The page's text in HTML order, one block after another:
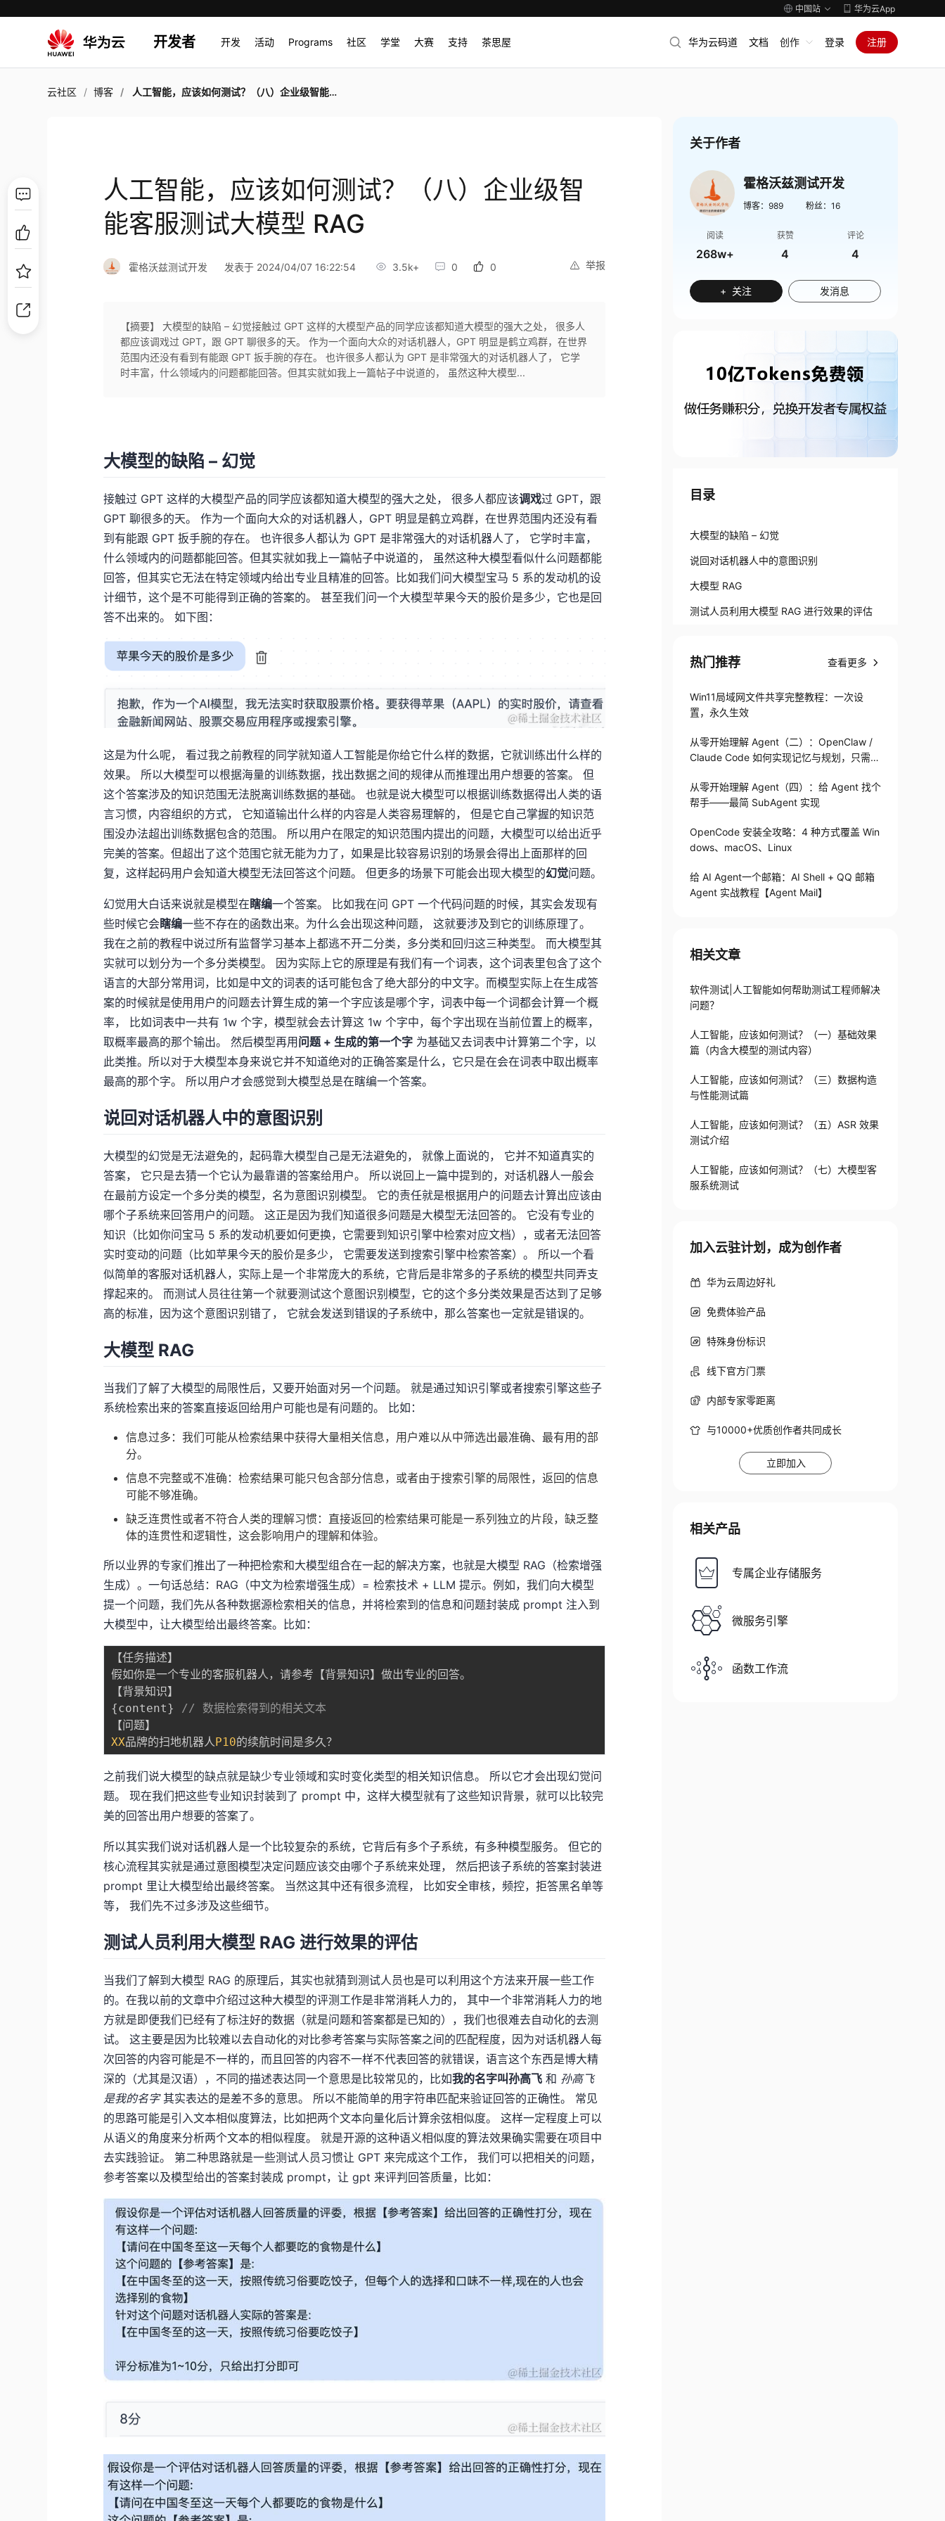
中国站 华为云App
开发者 开发 活动 Programs 社区 学堂 大赛 支持 茶思屋 华为云码道 文档 创作 登录 注册
云社区 博客 人工智能，应该如何测试？（八）企业级智能客服测试大模型 RAG
人工智能，应该如何测试？（八）企业级智
能客服测试大模型 RAG
举报
霍格沃兹测试开发 发表于 2024/04/07 16:22:54 3.5k+ 0 0
【摘要】 大模型的缺陷 – 幻觉接触过 GPT 这样的大模型产品的同学应该都知道大模型的强大之处， 很多人
都应该调戏过 GPT，跟 GPT 聊很多的天。 作为一个面向大众的对话机器人，GPT 明显是鹤立鸡群，在世界
范围内还没有看到有能跟 GPT 扳手腕的存在。 也许很多人都认为 GPT 是非常强大的对话机器人了， 它学
时丰富，什么领域内的问题都能回答。但其实就如我上一篇帖子中说道的， 虽然这种大模型...
大模型的缺陷 – 幻觉
接触过 GPT 这样的大模型产品的同学应该都知道大模型的强大之处， 很多人都应该调戏过 GPT，跟
GPT 聊很多的天。 作为一个面向大众的对话机器人，GPT 明显是鹤立鸡群，在世界范围内还没有看
到有能跟 GPT 扳手腕的存在。 也许很多人都认为 GPT 是非常强大的对话机器人了， 它学时丰富，
什么领域内的问题都能回答。但其实就如我上一篇帖子中说道的， 虽然这种大模型看似什么问题都能
回答，但其实它无法在特定领域内给出专业且精准的回答。比如我们问大模型宝马 5 系的发动机的设
计细节，这个是不可能得到正确的答案的。 甚至我们问一个大模型苹果今天的股价是多少，它也是回
答不出来的。 如下图：
这是为什么呢， 看过我之前教程的同学就知道人工智能是你给它什么样的数据，它就训练出什么样的
效果。 所以大模型可以根据海量的训练数据，找出数据之间的规律从而推理出用户想要的答案。 但
这个答案涉及的知识范围无法脱离训练数据的基础。 也就是说大模型可以根据训练数据得出人类的语
言习惯，内容组织的方式， 它知道输出什么样的内容是人类容易理解的， 但是它自己掌握的知识范
围没办法超出训练数据包含的范围。 所以用户在限定的知识范围内提出的问题，大模型可以给出近乎
完美的答案。但超出了这个范围它就无能为力了，如果是比较容易识别的场景会得出上面那样的回
复，这样起码用户会知道大模型无法回答这个问题。 但更多的场景下可能会出现大模型的幻觉问题。
幻觉用大白话来说就是模型在瞎编一个答案。 比如我在问 GPT 一个代码问题的时候，其实会发现有
些时候它会瞎编一些不存在的函数出来。为什么会出现这种问题， 这就要涉及到它的训练原理了。
我在之前的教程中说过所有监督学习基本上都逃不开二分类，多分类和回归这三种类型。 而大模型其
实就可以划分为一个多分类模型。 因为实际上它的原理是有我们有一个词表，这个词表里包含了这个
语言的大部分常用词，比如是中文的词表的话可能包含了绝大部分的中文字。而模型实际上在生成答
案的时候就是使用用户的问题去计算生成的第一个字应该是哪个字，词表中每一个词都会计算一个概
率， 比如词表中一共有 1w 个字，模型就会去计算这 1w 个字中，每个字出现在当前位置上的概率，
取概率最高的那个输出。 然后模型再用问题 + 生成的第一个字 为基础又去词表中计算第二个字，以
此类推。所以对于大模型本身来说它并不知道绝对的正确答案是什么，它只是在会在词表中取出概率
最高的那个字。 所以用户才会感觉到大模型总是在瞎编一个答案。
说回对话机器人中的意图识别
大模型的幻觉是无法避免的，起码靠大模型自己是无法避免的， 就像上面说的， 它并不知道真实的
答案， 它只是去猜一个它认为最靠谱的答案给用户。 所以说回上一篇中提到的，对话机器人一般会
在最前方设定一个多分类的模型，名为意图识别模型。 它的责任就是根据用户的问题去计算出应该由
哪个子系统来回答用户的问题。 这正是因为我们知道很多问题是大模型无法回答的。 它没有专业的
知识（比如你问宝马 5 系的发动机要如何更换，它需要到知识引擎中检索对应文档），或者无法回答
实时变动的问题（比如苹果今天的股价是多少， 它需要发送到搜索引擎中检索答案）。 所以一个看
似简单的客服对话机器人，实际上是一个非常庞大的系统，它背后是非常多的子系统的模型共同弄支
撑起来的。 而测试人员往往第一个就要测试这个意图识别模型，它的这个多分类效果是否达到了足够
高的标准，因为这个意图识别错了， 它就会发送到错误的子系统中，那么答案也一定就是错误的。
大模型 RAG
当我们了解了大模型的局限性后，又要开始面对另一个问题。 就是通过知识引擎或者搜索引擎这些子
系统检索出来的答案直接返回给用户可能也是有问题的。 比如：
信息过多：我们可能从检索结果中获得大量相关信息，用户难以从中筛选出最准确、最有用的部
分。
信息不完整或不准确：检索结果可能只包含部分信息，或者由于搜索引擎的局限性，返回的信息
可能不够准确。
缺乏连贯性或者不符合人类的理解习惯：直接返回的检索结果可能是一系列独立的片段，缺乏整
体的连贯性和逻辑性，这会影响用户的理解和体验。
所以业界的专家们推出了一种把检索和大模型组合在一起的解决方案，也就是大模型 RAG（检索增强
生成）。一句话总结：RAG（中文为检索增强生成）= 检索技术 + LLM 提示。例如，我们向大模型
提一个问题，我们先从各种数据源检索相关的信息，并将检索到的信息和问题封装成 prompt 注入到
大模型中，让大模型给出最终答案。比如：
【任务描述】
假如你是一个专业的客服机器人，请参考【背景知识】做出专业的回答。
{content}
// 数据检索得到的相关文本
XX品牌的扫地机器人P10
之前我们说大模型的缺点就是缺少专业领域和实时变化类型的相关知识信息。 所以它才会出现幻觉问
题。 现在我们把这些专业知识封装到了 prompt 中，这样大模型就有了这些知识背景，就可以比较完
美的回答出用户想要的答案了。
所以其实我们说对话机器人是一个比较复杂的系统，它背后有多个子系统，有多种模型服务。 但它的
核心流程其实就是通过意图模型决定问题应该交由哪个子系统来处理， 然后把该子系统的答案封装进
prompt 里让大模型给出最终答案。 当然这其中还有很多流程， 比如安全审核，频控，拒答黑名单等
等， 我们先不过多涉及这些细节。
测试人员利用大模型 RAG 进行效果的评估
当我们了解到大模型 RAG 的原理后，其实也就猜到测试人员也是可以利用这个方法来开展一些工作
的。在我以前的文章中介绍过这种大模型的评测工作是非常消耗人力的， 其中一个非常消耗人力的地
方就是即便我们已经有了标注好的数据（就是问题和答案都是已知的），我们也很难去自动化的去测
试。 这主要是因为比较难以去自动化的对比参考答案与实际答案之间的匹配程度，因为对话机器人每
次回答的内容可能是不一样的，而且回答的内容不一样不代表回答的就错误，语言这个东西是博大精
深的（尤其是汉语），不同的描述表达同一个意思是比较常见的，比如我的名字叫孙高飞 和 孙高飞
是我的名字其实表达的是差不多的意思。 所以不能简单的用字符串匹配来验证回答的正确性。 常见
的思路可能是引入文本相似度算法，比如把两个文本向量化后计算余弦相似度。 这样一定程度上可以
从语义的角度来分析两个文本的相似程度。 就是开源的这种语义相似度的算法效果确实需要在项目中
去实践验证。 第二种思路就是一些测试人员习惯让 GPT 来完成这个工作， 我们可以把相关的问题，
参考答案以及模型给出的答案封装成 prompt，让 gpt 来评判回答质量，比如：
关于作者
霍格沃兹测试开发
博客： 989 粉丝： 16
阅读
268w+
获赞
4
评论
4
+ 关注 发消息
目录
大模型的缺陷 – 幻觉
说回对话机器人中的意图识别
大模型 RAG
测试人员利用大模型 RAG 进行效果的评估
热门推荐 查看更多
Win11局域网文件共享完整教程：一次设
置，永久生效
从零开始理解 Agent（二）：OpenClaw /
Claude Code 如何实现记忆与规划，只需1
从零开始理解 Agent（四）：给 Agent 找个
帮手——最简 SubAgent 实现
OpenCode 安装全攻略：4 种方式覆盖 Win
dows、macOS、Linux
给 AI Agent一个邮箱：AI Shell + QQ 邮箱
Agent 实战教程【Agent Mail】
相关文章
软件测试|人工智能如何帮助测试工程师解决
问题？
人工智能，应该如何测试？（一）基础效果
篇（内含大模型的测试内容）
人工智能，应该如何测试？（三）数据构造
与性能测试篇
人工智能，应该如何测试？（五）ASR 效果
测试介绍
人工智能，应该如何测试？（七）大模型客
服系统测试
加入云驻计划，成为创作者
华为云周边好礼
免费体验产品
特殊身份标识
线下官方门票
内部专家零距离
与10000+优质创作者共同成长
立即加入
相关产品
专属企业存储服务
微服务引擎
函数工作流